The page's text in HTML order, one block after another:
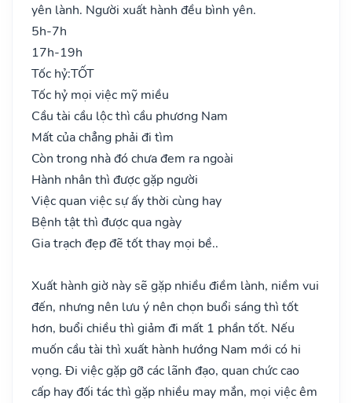
yên lành. Người xuất hành đều bình yên.
5h-7h
17h-19h
Tốc hỷ:TỐT
Tốc hỷ mọi việc mỹ miều
Cầu tài cầu lộc thì cầu phương Nam
Mất của chẳng phải đi tìm
Còn trong nhà đó chưa đem ra ngoài
Hành nhân thì được gặp người
Việc quan việc sự ấy thời cùng hay
Bệnh tật thì được qua ngày
Gia trạch đẹp đẽ tốt thay mọi bề..
Xuất hành giờ này sẽ gặp nhiều điềm lành, niềm vui
đến, nhưng nên lưu ý nên chọn buổi sáng thì tốt
hơn, buổi chiều thì giảm đi mất 1 phần tốt. Nếu
muốn cầu tài thì xuất hành hướng Nam mới có hi
vọng. Đi việc gặp gỡ các lãnh đạo, quan chức cao
cấp hay đối tác thì gặp nhiều may mắn, mọi việc êm